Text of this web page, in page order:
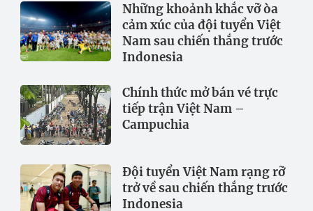
Những khoảnh khắc vỡ òa
cảm xúc của đội tuyển Việt
Nam sau chiến thắng trước
Indonesia
Chính thức mở bán vé trực
tiếp trận Việt Nam –
Campuchia
Đội tuyển Việt Nam rạng rỡ
trở về sau chiến thắng trước
Indonesia